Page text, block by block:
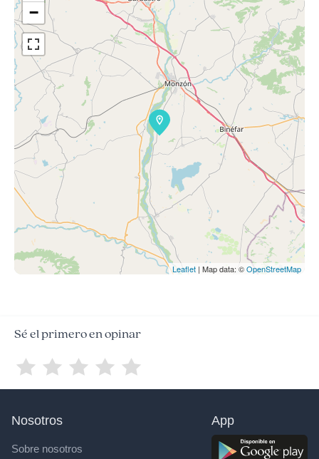
−
Leaflet | Map data: ©OpenStreetMap
Sé el primero en opinar
Nosotros
Sobre nosotros
App